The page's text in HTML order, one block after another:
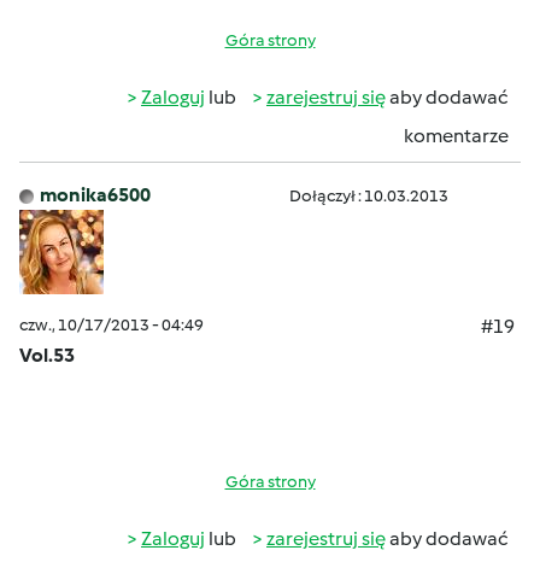
Góra strony
Zaloguj lub zarejestruj sięaby dodawać
komentarze
monika6500 Dołączył : 10.03.2013
czw., 10/17/2013 - 04:49
#19
Vol.53
Góra strony
Zaloguj lub zarejestruj sięaby dodawać